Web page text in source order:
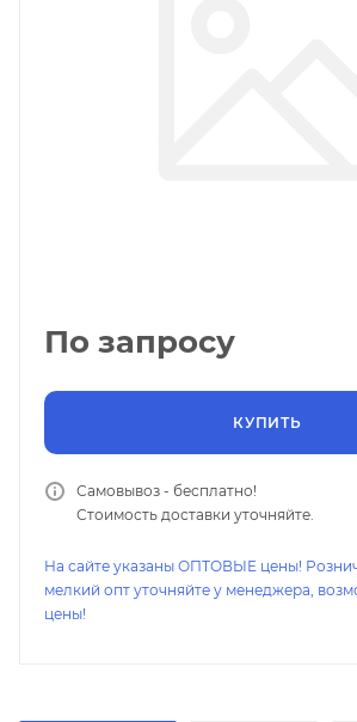
По запросу
КУПИТЬ
Самовывоз - бесплатно!
Стоимость доставки уточняйте.
На сайте указаны ОПТОВЫЕ цены!
мелкий опт уточняйте у менеджера,
цены!